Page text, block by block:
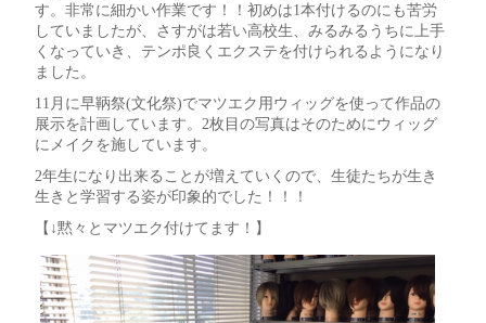
す。非常に細かい作業です！！初めは1本付けるのにも苦労
していましたが、さすがは若い高校生、みるみるうちに上手
くなっていき、テンポ良くエクステを付けられるようになり
ました。
11月に早鞆祭(文化祭)でマツエク用ウィッグを使って作品の
展示を計画しています。2枚目の写真はそのためにウィッグ
にメイクを施しています。
2年生になり出来ることが増えていくので、生徒たちが生き
生きと学習する姿が印象的でした！！！
【↓黙々とマツエク付けてます！】